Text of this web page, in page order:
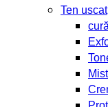
Ten uscat